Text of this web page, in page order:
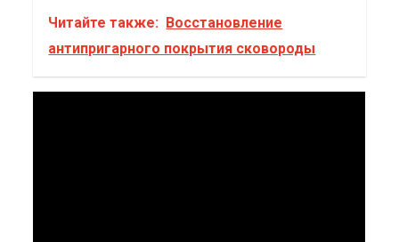
Читайте также: Восстановление
антипригарного покрытия сковороды